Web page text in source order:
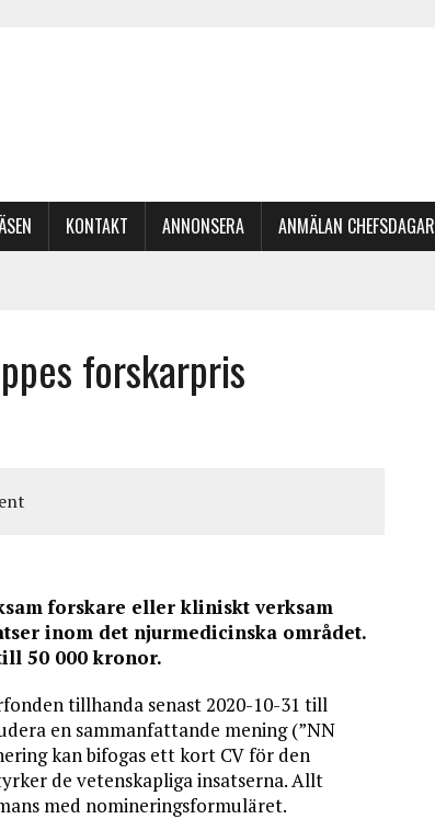
KONTAKT ANNONSERA ANMÄLAN CHEFSDAGAR
forskarpris
forskare eller kliniskt verksam
inom det njurmedicinska området.
50 000 kronor.
tillhanda senast 2020-10-31 till
en sammanfattande mening (”NN
kan bifogas ett kort CV för den
de vetenskapliga insatserna. Allt
med nomineringsformuläret.